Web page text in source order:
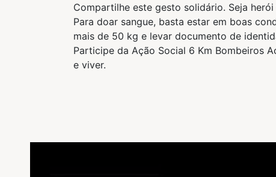
Compartilhe este gesto solidário. Seja
Para doar sangue, basta estar em boas
mais de 50 kg e levar documento de
Participe da Ação Social 6 Km Bombeiros
e viver.